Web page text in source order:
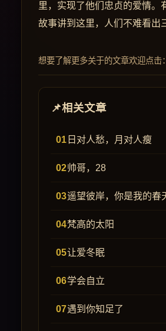
里，实现了他们忠贞的爱情。
故事讲到这里，人们不难看出
想要了解更多关于的文章欢迎点击：
相关文章
日对人愁，月对人瘦
帅哥，28
遥望彼岸，你是我的春
梵高的太阳
让爱冬眠
学会自立
遇到你知足了